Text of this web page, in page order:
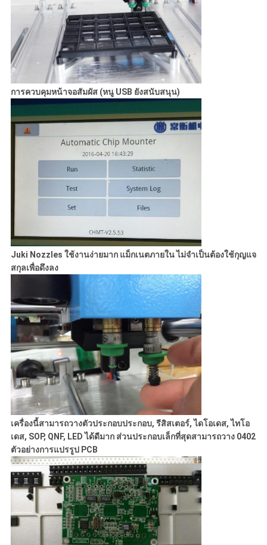
การควบคุมหน้าจอสัมผัส (หนู USB ยังสนับสนุน)
Juki Nozzles ใช้งานง่ายมาก แม็กเนตภายใน ไม่จําเป็นต้องใช้กุญแจ
สกุลเพื่อดึงลง
เครื่องนี้สามารถวางตัวประกอบประกอบ, รีสิสเตอร์, ไดโอเดส, ไทโอ
เดส, SOP, QNF, LED ได้ดีมาก ส่วนประกอบเล็กที่สุดสามารถวาง 0402
ตัวอย่างการแปรรูป PCB